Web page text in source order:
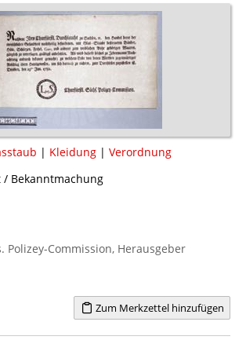
| Kleidung | Verordnung
Bekanntmachung
Polizey-Commission, Herausgeber
Zum Merkzettel hinzufügen